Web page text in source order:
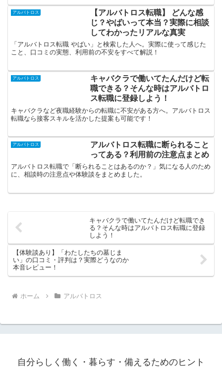
アルバトロス
【アルバトロス転職】 どんな感
じ？やばいって本当？実際に相談
してわかったリアルな真実
「アルバトロス転職 やばい」と検索した人へ。実際に使って感じた
こと、口コミの実態、利用前の不安をすべて解説！
アルバトロス
キャバクラで働いてたんだけど転
職できる？そんな時はアルバトロ
ス転職に登録しよう！
キャバクラなど夜職経験からの転職に不安がある方へ。アルバトロス
転職なら接客スキルを活かした提案も可能です！
アルバトロス
アルバトロス転職に断られること
ってある？利用前の注意点まとめ
アルバトロス転職で「断られることはあるのか？」気になる人のため
に、相談時の注意点や体験談をまとめました。
キャバクラで働いてたんだけど転職でき
る？そんな時はアルバトロス転職に登録
しよう！
【体験談あり】「わたしたちの墓じま
い」の口コミ・評判は？実際どうなのか
本音レビュー！
ホーム アルバトロス
自分らしく働く・暮らす・備えるためのヒント